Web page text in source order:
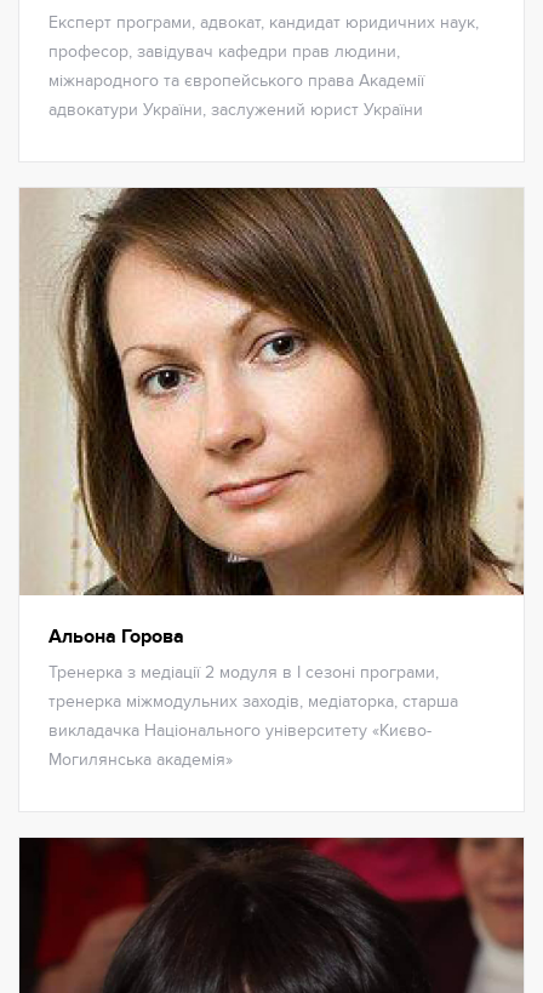
Експерт програми, адвокат, кандидат юридичних наук,
професор, завідувач кафедри прав людини,
міжнародного та європейського права Академії
адвокатури України, заслужений юрист України
Альона Горова
Тренерка з медіації 2 модуля в І сезоні програми,
тренерка міжмодульних заходів, медіаторка, старша
викладачка Національного університету «Києво-
Могилянська академія»